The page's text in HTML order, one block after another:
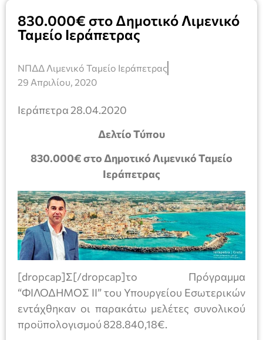
830.000€ στο Δημοτικό Λιμενικό
Ταμείο Ιεράπετρας
ΝΠΔΔ Λιμενικό Ταμείο Ιεράπετρας
29 Απριλίου, 2020
Ιεράπετρα 28.04.2020
Δελτίο Τύπου
830.000€ στο Δημοτικό Λιμενικό Ταμείο
Ιεράπετρας
[dropcap]Σ[/dropcap]το Πρόγραμμα
“ΦΙΛΟΔΗΜΟΣ ΙΙ” του Υπουργείου Εσωτερικών
εντάχθηκαν οι παρακάτω μελέτες συνολικού
προϋπολογισμού 828.840,18€.